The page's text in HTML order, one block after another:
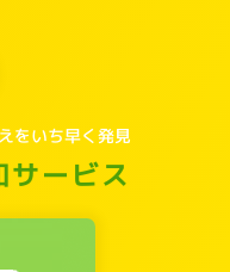
をいち早く発見
ービス